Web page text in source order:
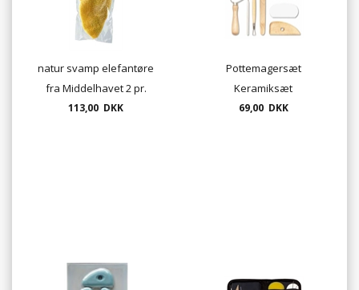
natur svamp elefantøre
fra Middelhavet 2 pr.
pose (udsolgt) til beg.
113,00 DKK
Pottemagersæt
Keramiksæt
Modelleringssæt 8 dele
69,00 DKK